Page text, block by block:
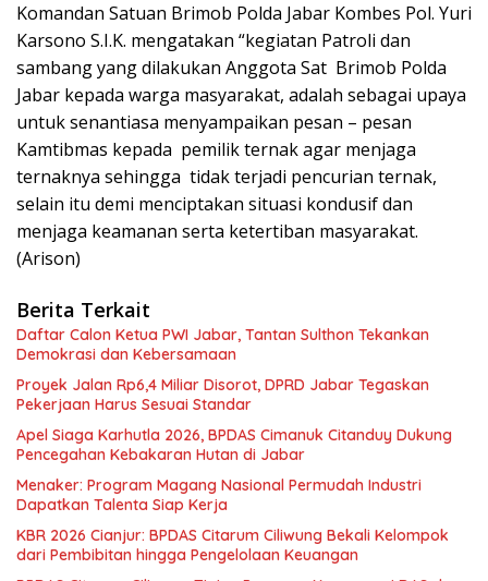
Komandan Satuan Brimob Polda Jabar Kombes Pol. Yuri
Karsono S.I.K. mengatakan “kegiatan Patroli dan
sambang yang dilakukan Anggota Sat Brimob Polda
Jabar kepada warga masyarakat, adalah sebagai upaya
untuk senantiasa menyampaikan pesan – pesan
Kamtibmas kepada pemilik ternak agar menjaga
ternaknya sehingga tidak terjadi pencurian ternak,
selain itu demi menciptakan situasi kondusif dan
menjaga keamanan serta ketertiban masyarakat.
(Arison)
Berita Terkait
Daftar Calon Ketua PWI Jabar, Tantan Sulthon Tekankan
Demokrasi dan Kebersamaan
Proyek Jalan Rp6,4 Miliar Disorot, DPRD Jabar Tegaskan
Pekerjaan Harus Sesuai Standar
Apel Siaga Karhutla 2026, BPDAS Cimanuk Citanduy Dukung
Pencegahan Kebakaran Hutan di Jabar
Menaker: Program Magang Nasional Permudah Industri
Dapatkan Talenta Siap Kerja
KBR 2026 Cianjur: BPDAS Citarum Ciliwung Bekali Kelompok
dari Pembibitan hingga Pengelolaan Keuangan